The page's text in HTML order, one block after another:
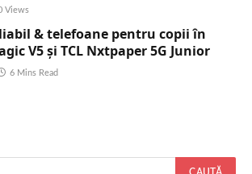
Views
& telefoane pentru copii în
V5 și TCL Nxtpaper 5G Junior
6 Mins Read